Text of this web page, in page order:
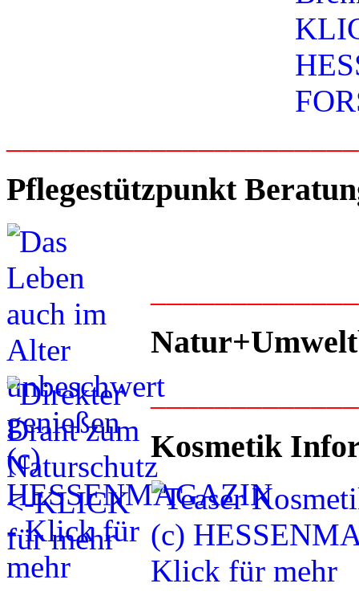
Pflegestützpunkt
Kosmetik